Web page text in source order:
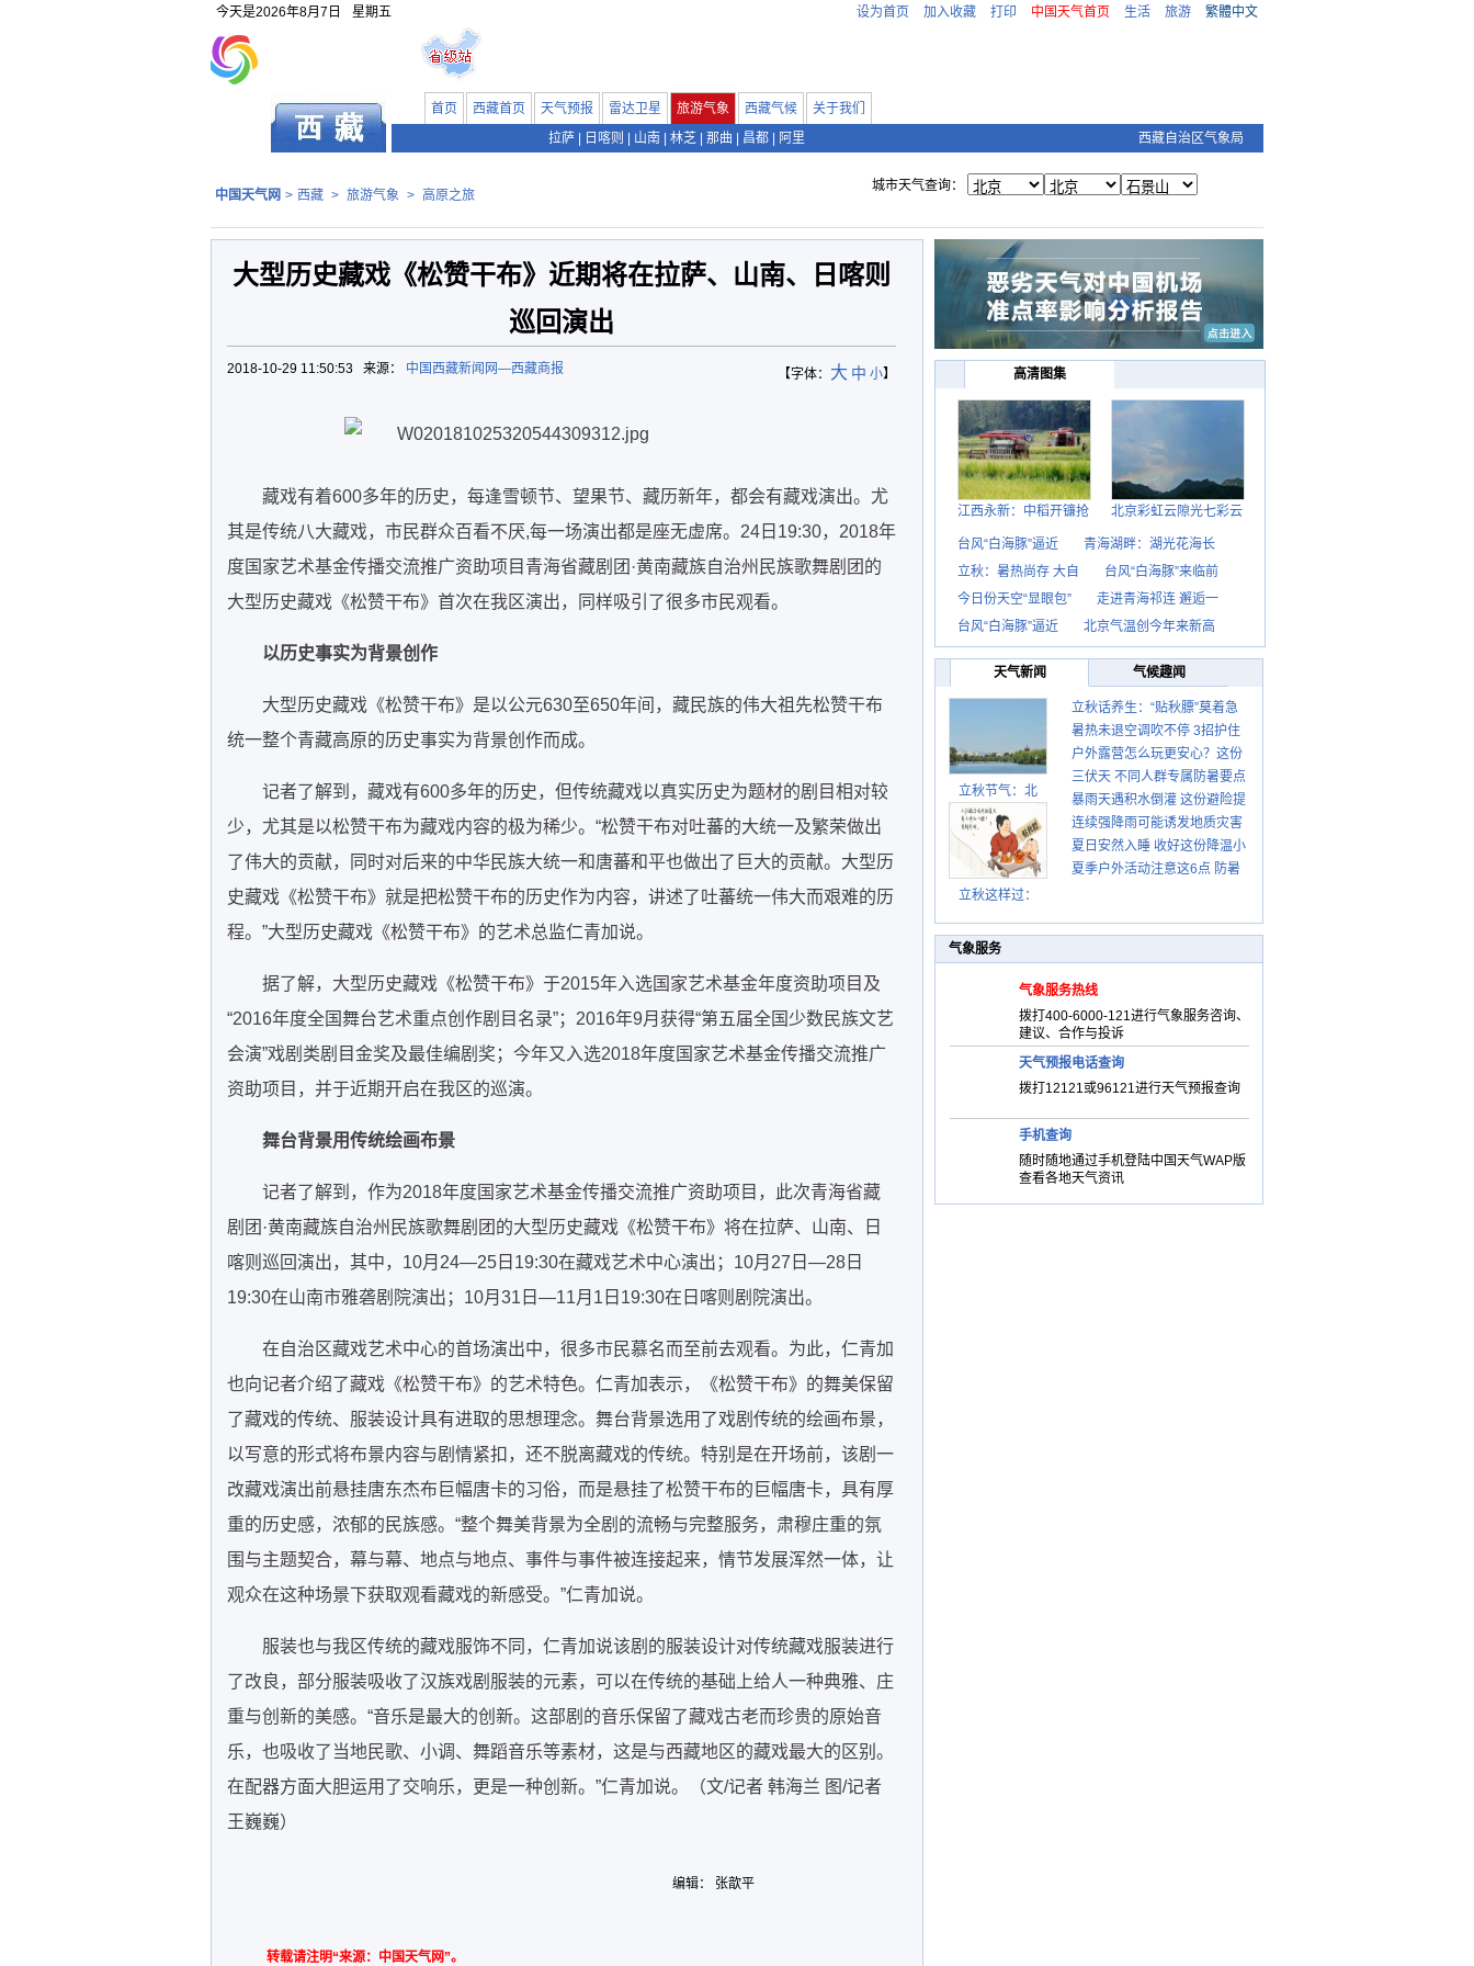
今天是2026年8月7日 星期五 设为首页 加入收藏 打印 中国天气首页 生活 旅游 繁體中文
首页 西藏首页 天气预报 雷达卫星 旅游气象 西藏气候
关于我们
拉萨
日喀则 山南 林芝 那曲 昌都 阿里 西藏自治区气象局
中国天气网 > 西藏 > 旅游气象 > 高原之旅
城市天气查询：
大型历史藏戏《松赞干布》近期将在拉萨、山南、日喀则
巡回演出
【字体： 大 中 小】
2018-10-29 11:50:53 来源： 中国西藏新闻网—西藏商报
藏戏有着600多年的历史，每逢雪顿节、望果节、藏历新年，都会有藏戏演出。尤
其是传统八大藏戏，市民群众百看不厌,每一场演出都是座无虚席。24日19:30，2018年
度国家艺术基金传播交流推广资助项目青海省藏剧团·黄南藏族自治州民族歌舞剧团的
大型历史藏戏《松赞干布》首次在我区演出，同样吸引了很多市民观看。
以历史事实为背景创作
大型历史藏戏《松赞干布》是以公元630至650年间，藏民族的伟大祖先松赞干布
统一整个青藏高原的历史事实为背景创作而成。
记者了解到，藏戏有600多年的历史，但传统藏戏以真实历史为题材的剧目相对较
少，尤其是以松赞干布为藏戏内容的极为稀少。“松赞干布对吐蕃的大统一及繁荣做出
了伟大的贡献，同时对后来的中华民族大统一和唐蕃和平也做出了巨大的贡献。大型历
史藏戏《松赞干布》就是把松赞干布的历史作为内容，讲述了吐蕃统一伟大而艰难的历
程。”大型历史藏戏《松赞干布》的艺术总监仁青加说。
据了解，大型历史藏戏《松赞干布》于2015年入选国家艺术基金年度资助项目及
“2016年度全国舞台艺术重点创作剧目名录”；2016年9月获得“第五届全国少数民族文艺
会演”戏剧类剧目金奖及最佳编剧奖；今年又入选2018年度国家艺术基金传播交流推广
资助项目，并于近期开启在我区的巡演。
舞台背景用传统绘画布景
记者了解到，作为2018年度国家艺术基金传播交流推广资助项目，此次青海省藏
剧团·黄南藏族自治州民族歌舞剧团的大型历史藏戏《松赞干布》将在拉萨、山南、日
喀则巡回演出，其中，10月24—25日19:30在藏戏艺术中心演出；10月27日—28日
19:30在山南市雅砻剧院演出；10月31日—11月1日19:30在日喀则剧院演出。
在自治区藏戏艺术中心的首场演出中，很多市民慕名而至前去观看。为此，仁青加
也向记者介绍了藏戏《松赞干布》的艺术特色。仁青加表示，《松赞干布》的舞美保留
了藏戏的传统、服装设计具有进取的思想理念。舞台背景选用了戏剧传统的绘画布景，
以写意的形式将布景内容与剧情紧扣，还不脱离藏戏的传统。特别是在开场前，该剧一
改藏戏演出前悬挂唐东杰布巨幅唐卡的习俗，而是悬挂了松赞干布的巨幅唐卡，具有厚
重的历史感，浓郁的民族感。“整个舞美背景为全剧的流畅与完整服务，肃穆庄重的氛
围与主题契合，幕与幕、地点与地点、事件与事件被连接起来，情节发展浑然一体，让
观众在这种场景下获取观看藏戏的新感受。”仁青加说。
服装也与我区传统的藏戏服饰不同，仁青加说该剧的服装设计对传统藏戏服装进行
了改良，部分服装吸收了汉族戏剧服装的元素，可以在传统的基础上给人一种典雅、庄
重与创新的美感。“音乐是最大的创新。这部剧的音乐保留了藏戏古老而珍贵的原始音
乐，也吸收了当地民歌、小调、舞蹈音乐等素材，这是与西藏地区的藏戏最大的区别。
在配器方面大胆运用了交响乐，更是一种创新。”仁青加说。（文/记者 韩海兰 图/记者
王巍巍）
编辑： 张歆平
转载请注明“来源：中国天气网”。
高清图集
江西永新：中稻开镰抢 北京彩虹云隙光七彩云
台风“白海豚”逼近
青海湖畔：湖光花海长
立秋：暑热尚存 大自
台风“白海豚”来临前
今日份天空“显眼包”
走进青海祁连 邂逅一
台风“白海豚”逼近
北京气温创今年来新高
天气新闻 气候趣闻
立秋节气：北
立秋这样过：
立秋话养生：“贴秋膘”莫着急
先清暑再防燥
暑热未退空调吹不停 3招护住
肩颈不酸痛
户外露营怎么玩更安心？这份
攻略请收好
三伏天 不同人群专属防暑要点
请收好
暴雨天遇积水倒灌 这份避险提
示请收好
连续强降雨可能诱发地质灾害
这些前兆要知道
夏日安然入睡 收好这份降温小
贴士
夏季户外活动注意这6点 防暑
气象服务
气象服务热线
拨打400-6000-121进行气象服务咨询、
建议、合作与投诉
天气预报电话查询
拨打12121或96121进行天气预报查询
手机查询
随时随地通过手机登陆中国天气WAP版
查看各地天气资讯